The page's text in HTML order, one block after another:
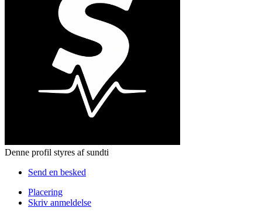
Denne profil styres af sundti
Send en besked
Placering
Skriv anmeldelse